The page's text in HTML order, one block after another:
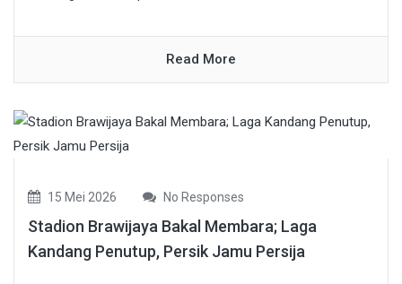
Read More
15 Mei 2026 No Responses
Stadion Brawijaya Bakal Membara; Laga
Kandang Penutup, Persik Jamu Persija